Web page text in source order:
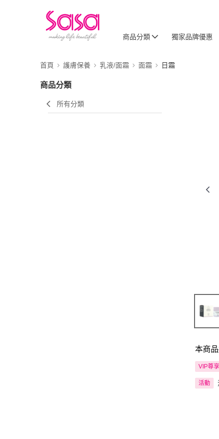
商品分類 獨家品牌優惠
首頁 護膚保養 乳液/面霜 面霜 日霜
商品分類
所有分類
本商
VIP尊享
活動